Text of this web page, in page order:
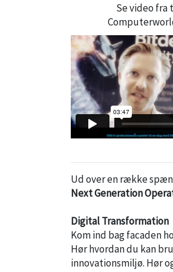
Se video fra
Ud over en række
Next Generation
Digital Transformation
Kom ind bag facaden
Hør hvordan du kan
innovationsmiljø. Hør